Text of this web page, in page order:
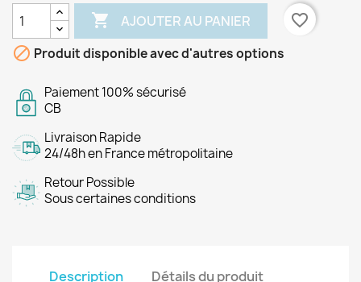
 AJOUTER AU PANIER
favorite_border
 Produit disponible avec d'autres options
Paiement 100% sécurisé
CB
Livraison Rapide
24/48h en France métropolitaine
Retour Possible
Sous certaines conditions
Description Détails du produit